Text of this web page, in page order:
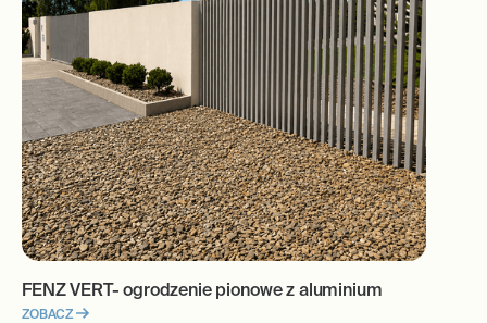
FENZ VERT- ogrodzenie pionowe z aluminium
ZOBACZ